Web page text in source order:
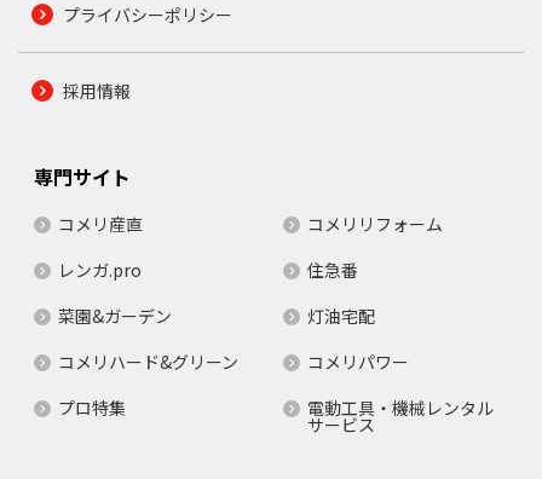
プライバシーポリシー
採用情報
専門サイト
コメリ産直
コメリリフォーム
レンガ.pro
住急番
菜園&ガーデン
灯油宅配
コメリハード&グリーン
コメリパワー
プロ特集
電動工具・機械レンタル
サービス